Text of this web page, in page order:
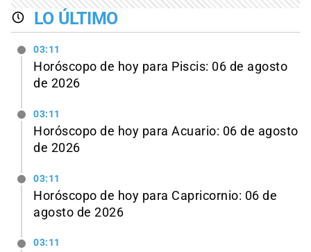
LO ÚLTIMO
03:11
Horóscopo de hoy para Piscis: 06 de agosto
de 2026
03:11
Horóscopo de hoy para Acuario: 06 de agosto
de 2026
03:11
Horóscopo de hoy para Capricornio: 06 de
agosto de 2026
03:11